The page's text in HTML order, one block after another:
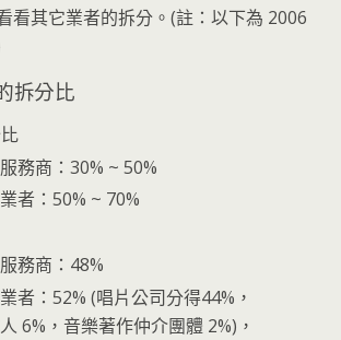
看其它業者的拆分。(註：以下為 2006
拆分比
務商：30% ~ 50%
者：50% ~ 70%
務商：48%
者：52% (唱片公司分得44%，
6%，音樂著作仲介團體 2%)，